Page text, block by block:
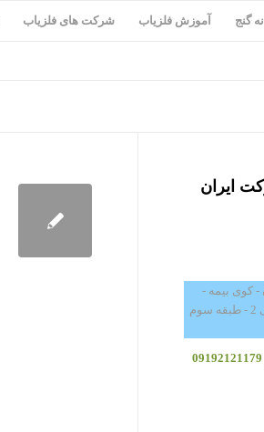
گنج آموزش فلزیاب شرکت های فلزیاب
ایران
- کوی بیمه -
خیابان نفیسی - کوچه فیات - برج آبی 2 - طبقه سوم
09192121179